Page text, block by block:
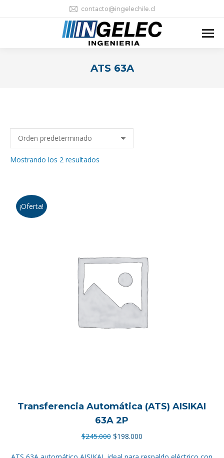
contacto@ingelechile.cl
ATS 63A
Mostrando los 2 resultados
¡Oferta!
Transferencia Automática (ATS) AISIKAI
63A 2P
$245.000 El
$198.000El